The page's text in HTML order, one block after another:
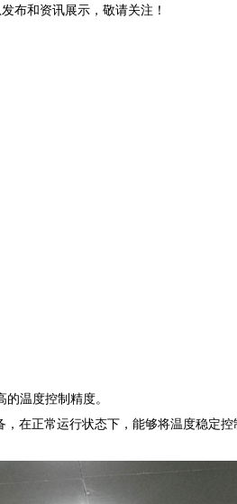
布和资讯展示，敬请关注！
温度控制精度。
在正常运行状态下，能够将温度稳定